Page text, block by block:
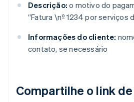
Descrição: o motivo do
“Fatura \nº 1234 por serviços
Informações do cliente:
contato, se necessário
Compartilhe o link